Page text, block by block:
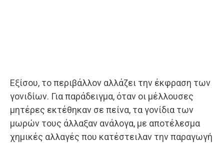
Εξίσου, το περιβάλλον αλλάζει την έκφραση των
γονιδίων. Για παράδειγμα, όταν οι μέλλουσες
μητέρες εκτέθηκαν σε πείνα, τα γονίδια των
μωρών τους άλλαξαν ανάλογα, με αποτέλεσμα
χημικές αλλαγές που κατέστειλαν την παραγωγή